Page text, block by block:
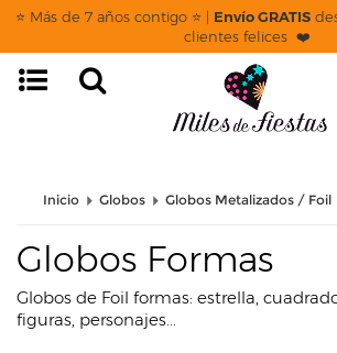
⭐ Más de 7 años contigo ⭐ | Envío GRATIS
clientes felices ❤️
page: listado
Inicio Globos Globos Metalizados / Foil
Globos Formas
Globos de Foil formas: estrella,
figuras, personajes...